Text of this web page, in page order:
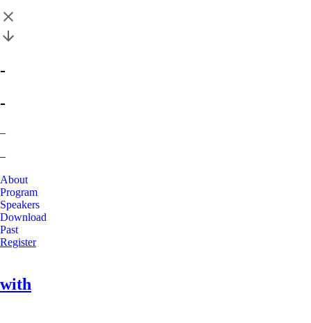
-
-
–
–
About
Program
Speakers
Download
Past
Register
with